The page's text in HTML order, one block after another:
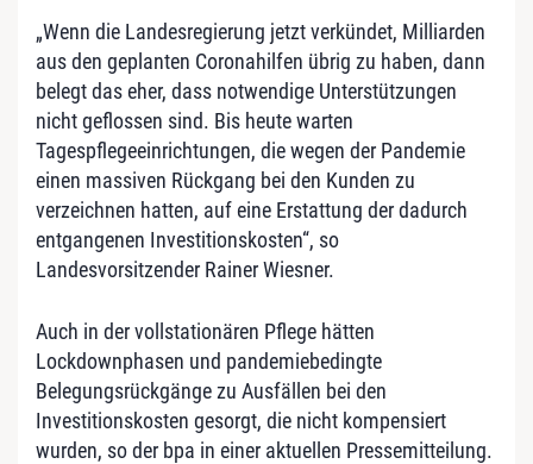
„Wenn die Landesregierung jetzt verkündet, Milliarden
aus den geplanten Coronahilfen übrig zu haben, dann
belegt das eher, dass notwendige Unterstützungen
nicht geflossen sind. Bis heute warten
Tagespflegeeinrichtungen, die wegen der Pandemie
einen massiven Rückgang bei den Kunden zu
verzeichnen hatten, auf eine Erstattung der dadurch
entgangenen Investitionskosten“, so
Landesvorsitzender Rainer Wiesner.
Auch in der vollstationären Pflege hätten
Lockdownphasen und pandemiebedingte
Belegungsrückgänge zu Ausfällen bei den
Investitionskosten gesorgt, die nicht kompensiert
wurden, so der bpa in einer aktuellen Pressemitteilung.